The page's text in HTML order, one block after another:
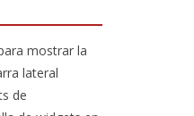
mostrar la
lateral
de